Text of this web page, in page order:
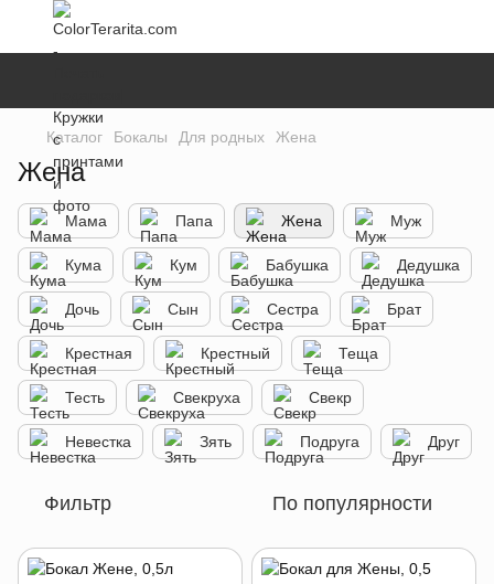
Каталог Бокалы Для родных Жена
Жена
Мама Папа Жена Муж
Кума Кум Бабушка Дедушка
Дочь Сын Сестра Брат
Крестная Крестный Теща
Тесть Свекруха Свекр
Невестка Зять Подруга Друг
Фильтр По популярности